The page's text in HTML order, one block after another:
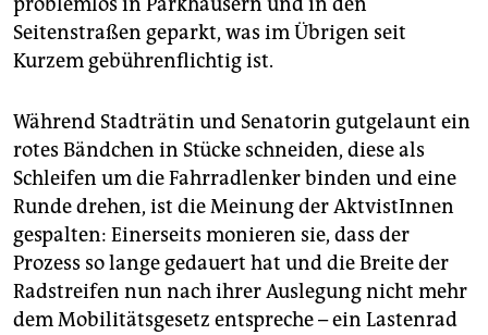
Seitenstraßen geparkt, was im Übrigen seit
Kurzem gebührenflichtig ist.
Während Stadträtin und Senatorin gutgelaunt ein
rotes Bändchen in Stücke schneiden, diese als
Schleifen um die Fahrradlenker binden und eine
Runde drehen, ist die Meinung der AktvistInnen
gespalten: Einerseits monieren sie, dass der
Prozess so lange gedauert hat und die Breite der
Radstreifen nun nach ihrer Auslegung nicht mehr
dem Mobilitätsgesetz entspreche – ein Lastenrad